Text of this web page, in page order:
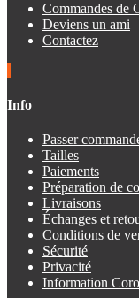
Commandes de
Deviens un ami
Contactez
Info
Passer
Tailles
Paiements
Préparation de
Livraisons
Échanges et
Conditions de
Sécurité
Privacité
Information